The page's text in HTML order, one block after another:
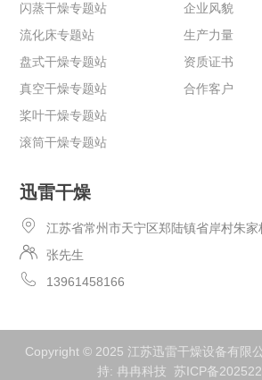
闪蒸干燥专题站
流化床专题站
盘式干燥专题站
真空干燥专题站
桨叶干燥专题站
滚筒干燥专题站
企业风貌
生产力量
资质证书
合作客户
迅雷干燥
江苏省常州市天宁区郑陆镇省岸村朱家
张先生
13961458166
Copyright © 2025 江苏迅雷干燥设备有限
持: 冉冉科技 苏ICP备